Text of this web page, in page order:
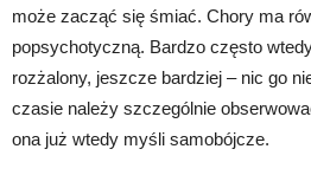
może zacząć się śmiać. Chory ma
popsychotyczną. Bardzo często
rozżalony, jeszcze bardziej – nic go
czasie należy szczególnie
ona już wtedy myśli samobójcze.